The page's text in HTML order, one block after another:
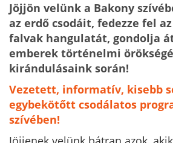
Jöjjön velünk a Bakony
az erdő csodáit, fedezze fel
falvak hangulatát, gondolja
emberek történelmi
kirándulásaink során!
Vezetett, informatív, kisebb
egybekötőtt csodálatos
szívében!